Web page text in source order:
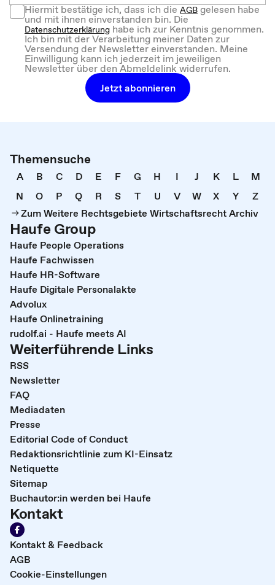
Hiermit bestätige ich, dass ich dieAGBgelesen habe
und mit ihnen einverstanden bin. Die
Datenschutzerklärung habe ich zur Kenntnis genommen.
Ich bin mit der Verarbeitung meiner Daten zur
Versendung der Newsletter einverstanden. Meine
Einwilligung kann ich jederzeit im jeweiligen
Newsletter über den Abmeldelink widerrufen.
Jetzt abonnieren
Themensuche
A B C D E F G H I J K L
M
N
O P Q R S T U V W X Y
Z
Zum Weitere Rechtsgebiete Wirtschaftsrecht Archiv
Haufe Group
Haufe People Operations
Haufe Fachwissen
Haufe HR-Software
Haufe Digitale Personalakte
Advolux
Haufe Onlinetraining
rudolf.ai - Haufe meets AI
Weiterführende Links
RSS
Newsletter
FAQ
Mediadaten
Presse
Editorial Code of Conduct
Redaktionsrichtlinie zum KI-Einsatz
Netiquette
Sitemap
Buchautor:in werden bei Haufe
Kontakt
Kontakt & Feedback
AGB
Cookie-Einstellungen